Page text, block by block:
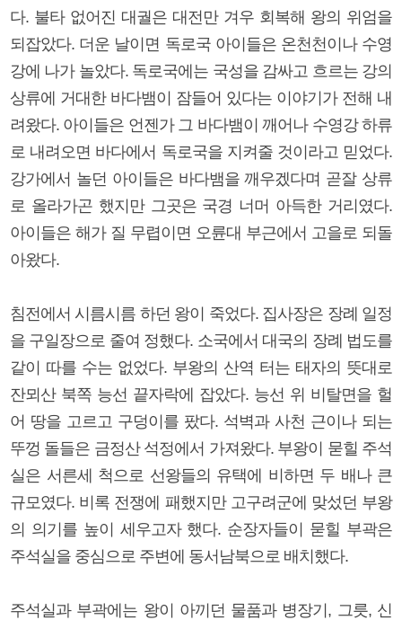
다. 불타 없어진 대궐은 대전만 겨우 회복해 왕의 위엄을
되잡았다. 더운 날이면 독로국 아이들은 온천천이나 수영
강에 나가 놀았다. 독로국에는 국성을 감싸고 흐르는 강의
상류에 거대한 바다뱀이 잠들어 있다는 이야기가 전해 내
려왔다. 아이들은 언젠가 그 바다뱀이 깨어나 수영강 하류
로 내려오면 바다에서 독로국을 지켜줄 것이라고 믿었다.
강가에서 놀던 아이들은 바다뱀을 깨우겠다며 곧잘 상류
로 올라가곤 했지만 그곳은 국경 너머 아득한 거리였다.
아이들은 해가 질 무렵이면 오륜대 부근에서 고을로 되돌
아왔다.
침전에서 시름시름 하던 왕이 죽었다. 집사장은 장례 일정
을 구일장으로 줄여 정했다. 소국에서 대국의 장례 법도를
같이 따를 수는 없었다. 부왕의 산역 터는 태자의 뜻대로
잔뫼산 북쪽 능선 끝자락에 잡았다. 능선 위 비탈면을 헐
어 땅을 고르고 구덩이를 팠다. 석벽과 사천 근이나 되는
뚜껑 돌들은 금정산 석정에서 가져왔다. 부왕이 묻힐 주석
실은 서른세 척으로 선왕들의 유택에 비하면 두 배나 큰
규모였다. 비록 전쟁에 패했지만 고구려군에 맞섰던 부왕
의 의기를 높이 세우고자 했다. 순장자들이 묻힐 부곽은
주석실을 중심으로 주변에 동서남북으로 배치했다.
주석실과 부곽에는 왕이 아끼던 물품과 병장기, 그릇, 신